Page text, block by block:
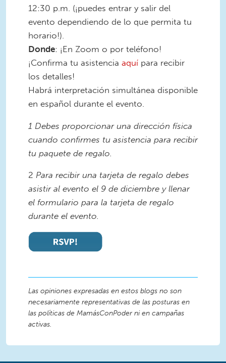
12:30 p.m. (¡puedes entrar y salir del
evento dependiendo de lo que permita tu
horario!).
Donde: ¡En Zoom o por teléfono!
¡Confirma tu asistencia aquí para recibir
los detalles!
Habrá interpretación simultánea disponible
en español durante el evento.
1 Debes proporcionar una dirección física
cuando confirmes tu asistencia para recibir
tu paquete de regalo.
2 Para recibir una tarjeta de regalo debes
asistir al evento el 9 de diciembre y llenar
el formulario para la tarjeta de regalo
durante el evento.
Las opiniones expresadas en estos blogs no son
necesariamente representativas de las posturas en
las políticas de MamásConPoder ni en campañas
activas.